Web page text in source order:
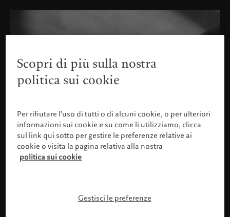
Confermare il proprio profilo
Scopri di più sulla nostra
politica sui cookie
Per rifiutare l'uso di tutti o di alcuni cookie, o per ulteriori
informazioni sui cookie e su come li utilizziamo, clicca
sul link qui sotto per gestire le preferenze relative ai
cookie o visita la pagina relativa alla nostra
politica sui cookie
Gestisci le preferenze